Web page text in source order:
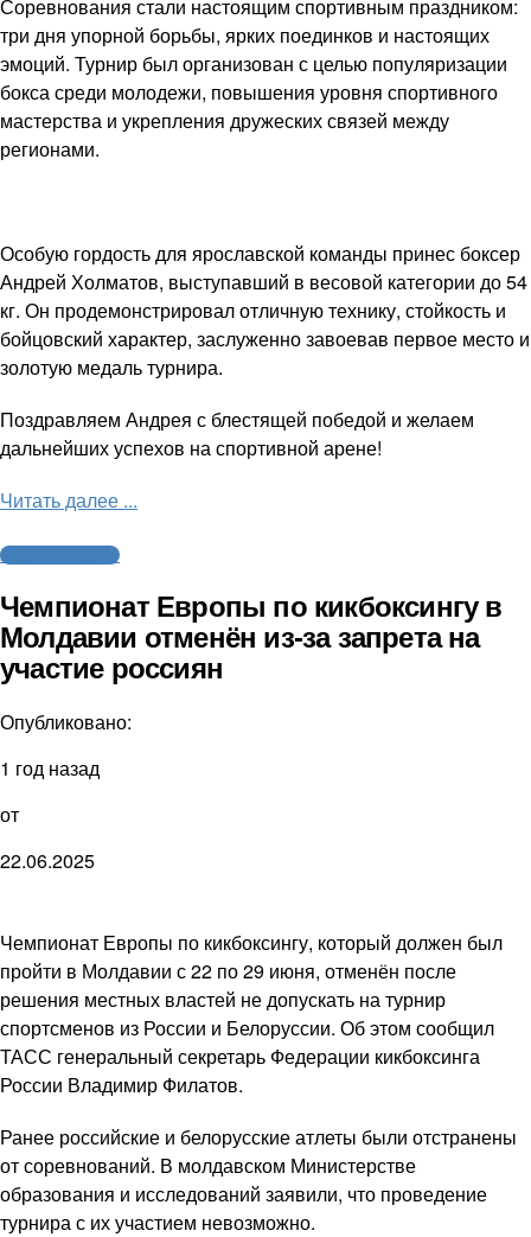
Соревнования стали настоящим спортивным праздником:
три дня упорной борьбы, ярких поединков и настоящих
эмоций. Турнир был организован с целью популяризации
бокса среди молодежи, повышения уровня спортивного
мастерства и укрепления дружеских связей между
регионами.
Особую гордость для ярославской команды принес боксер
Андрей Холматов, выступавший в весовой категории до 54
кг. Он продемонстрировал отличную технику, стойкость и
бойцовский характер, заслуженно завоевав первое место и
золотую медаль турнира.
Поздравляем Андрея с блестящей победой и желаем
дальнейших успехов на спортивной арене!
Читать далее ...
Бокс / Кикбоксинг
Чемпионат Европы по кикбоксингу в
Молдавии отменён из-за запрета на
участие россиян
Опубликовано:
1 год назад
от
22.06.2025
Чемпионат Европы по кикбоксингу, который должен был
пройти в Молдавии с 22 по 29 июня, отменён после
решения местных властей не допускать на турнир
спортсменов из России и Белоруссии. Об этом сообщил
ТАСС генеральный секретарь Федерации кикбоксинга
России Владимир Филатов.
Ранее российские и белорусские атлеты были отстранены
от соревнований. В молдавском Министерстве
образования и исследований заявили, что проведение
турнира с их участием невозможно.